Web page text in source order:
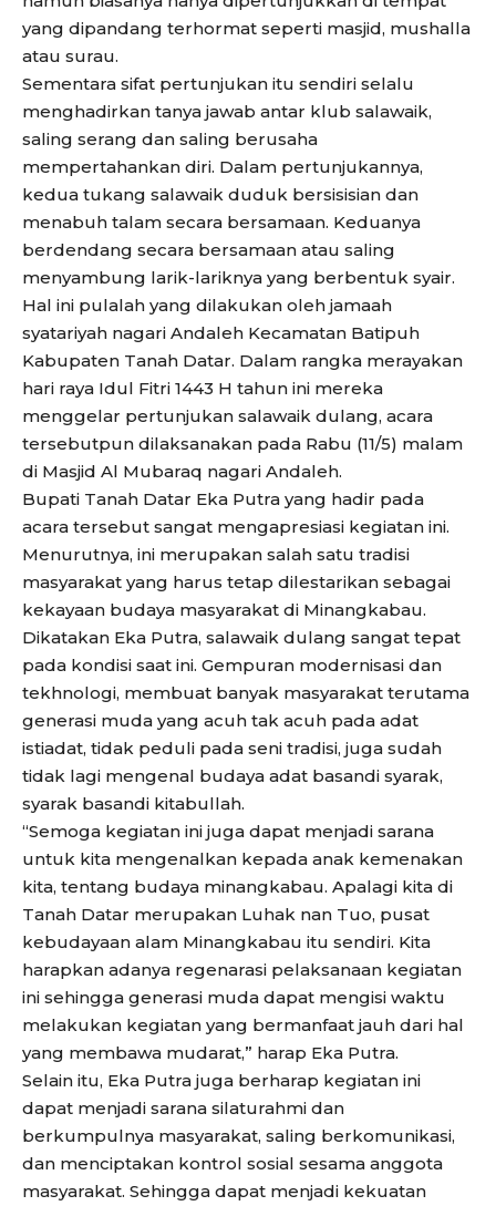
yang dipandang terhormat seperti masjid, mushalla
atau surau.
Sementara sifat pertunjukan itu sendiri selalu
menghadirkan tanya jawab antar klub salawaik,
saling serang dan saling berusaha
mempertahankan diri. Dalam pertunjukannya,
kedua tukang salawaik duduk bersisisian dan
menabuh talam secara bersamaan. Keduanya
berdendang secara bersamaan atau saling
menyambung larik-lariknya yang berbentuk syair.
Hal ini pulalah yang dilakukan oleh jamaah
syatariyah nagari Andaleh Kecamatan Batipuh
Kabupaten Tanah Datar. Dalam rangka merayakan
hari raya Idul Fitri 1443 H tahun ini mereka
menggelar pertunjukan salawaik dulang, acara
tersebutpun dilaksanakan pada Rabu (11/5) malam
di Masjid Al Mubaraq nagari Andaleh.
Bupati Tanah Datar Eka Putra yang hadir pada
acara tersebut sangat mengapresiasi kegiatan ini.
Menurutnya, ini merupakan salah satu tradisi
masyarakat yang harus tetap dilestarikan sebagai
kekayaan budaya masyarakat di Minangkabau.
Dikatakan Eka Putra, salawaik dulang sangat tepat
pada kondisi saat ini. Gempuran modernisasi dan
tekhnologi, membuat banyak masyarakat terutama
generasi muda yang acuh tak acuh pada adat
istiadat, tidak peduli pada seni tradisi, juga sudah
tidak lagi mengenal budaya adat basandi syarak,
syarak basandi kitabullah.
“Semoga kegiatan ini juga dapat menjadi sarana
untuk kita mengenalkan kepada anak kemenakan
kita, tentang budaya minangkabau. Apalagi kita di
Tanah Datar merupakan Luhak nan Tuo, pusat
kebudayaan alam Minangkabau itu sendiri. Kita
harapkan adanya regenarasi pelaksanaan kegiatan
ini sehingga generasi muda dapat mengisi waktu
melakukan kegiatan yang bermanfaat jauh dari hal
yang membawa mudarat,” harap Eka Putra.
Selain itu, Eka Putra juga berharap kegiatan ini
dapat menjadi sarana silaturahmi dan
berkumpulnya masyarakat, saling berkomunikasi,
dan menciptakan kontrol sosial sesama anggota
masyarakat. Sehingga dapat menjadi kekuatan